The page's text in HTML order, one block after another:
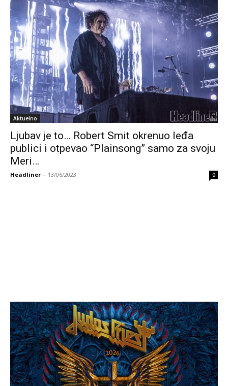
Aktuelno
Ljubav je to… Robert Smit okrenuo leđa
publici i otpevao “Plainsong” samo za svoju
Meri…
Headliner - 13/06/2023 0